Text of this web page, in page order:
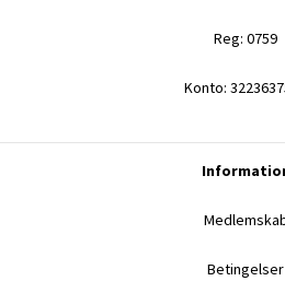
Reg: 0759
Konto:
Betingelser